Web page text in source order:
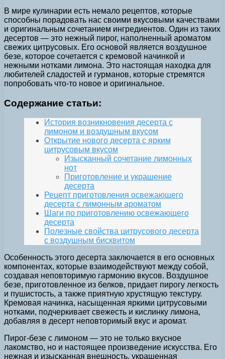
В мире кулинарии есть немало рецептов, которые
способны порадовать нас своими вкусовыми качествами
и оригинальным сочетанием ингредиентов. Один из таких
десертов — это нежный пирог, наполненный ароматом
свежих цитрусовых. Его основой является воздушное
безе, которое сочетается с кремовой начинкой и
нежными нотками лимона. Это настоящая находка для
любителей сладостей и гурманов, которые стремятся
попробовать что-то новое и оригинальное.
Содержание статьи:
История возникновения десерта с
лимоном и воздушным вкусом
Открытие нового десерта с ярким
цитрусовым вкусом
Изысканный сочетание лимонных
нот
Приготовление и украшение
десерта
Рецепт приготовления освежающего
десерта с лимонным ароматом
Шаги по приготовлению освежающего
десерта
Полезные свойства цитрусового десерта
с воздушным бисквитом
Особенность этого десерта заключается в его основных
компонентах, которые взаимодействуют между собой,
создавая неповторимую гармонию вкусов. Воздушное
безе, приготовленное из белков, придает пирогу легкость
и пушистость, а также приятную хрустящую текстуру.
Кремовая начинка, насыщенная яркими цитрусовыми
нотками, подчеркивает свежесть и кислинку лимона,
добавляя в десерт неповторимый вкус и аромат.
Пирог-безе с лимоном — это не только вкусное
лакомство, но и настоящее произведение искусства. Его
нежная и изысканная внешность, украшенная